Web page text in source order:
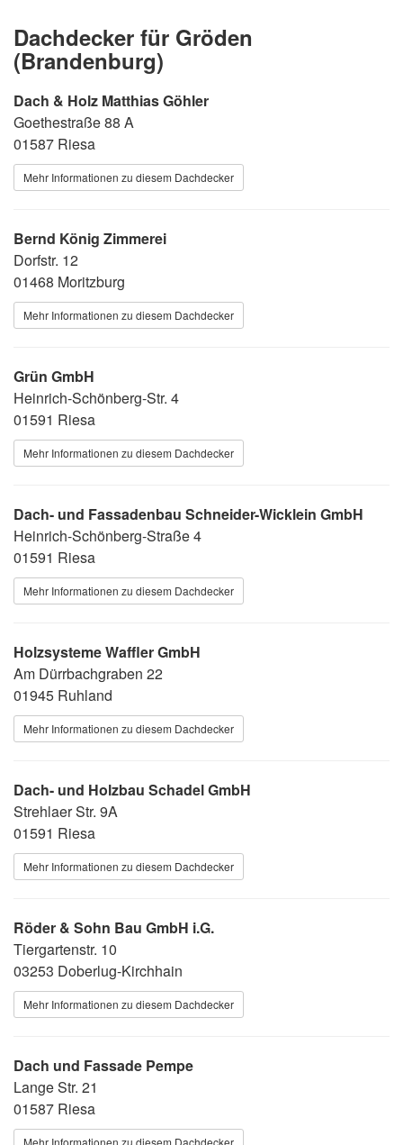
Dachdecker für Gröden
(Brandenburg)
Dach & Holz Matthias Göhler
Goethestraße 88 A
01587 Riesa
Mehr Informationen zu diesem Dachdecker
Bernd König Zimmerei
Dorfstr. 12
01468 Moritzburg
Mehr Informationen zu diesem Dachdecker
Grün GmbH
Heinrich-Schönberg-Str. 4
01591 Riesa
Mehr Informationen zu diesem Dachdecker
Dach- und Fassadenbau Schneider-Wicklein GmbH
Heinrich-Schönberg-Straße 4
01591 Riesa
Mehr Informationen zu diesem Dachdecker
Holzsysteme Waffler GmbH
Am Dürrbachgraben 22
01945 Ruhland
Mehr Informationen zu diesem Dachdecker
Dach- und Holzbau Schadel GmbH
Strehlaer Str. 9A
01591 Riesa
Mehr Informationen zu diesem Dachdecker
Röder & Sohn Bau GmbH i.G.
Tiergartenstr. 10
03253 Doberlug-Kirchhain
Mehr Informationen zu diesem Dachdecker
Dach und Fassade Pempe
Lange Str. 21
01587 Riesa
Mehr Informationen zu diesem Dachdecker